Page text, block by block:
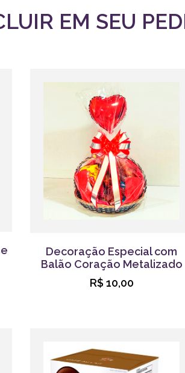
EM SEU
Decoração Especial com
Balão Coração Metalizado
R$ 10,00